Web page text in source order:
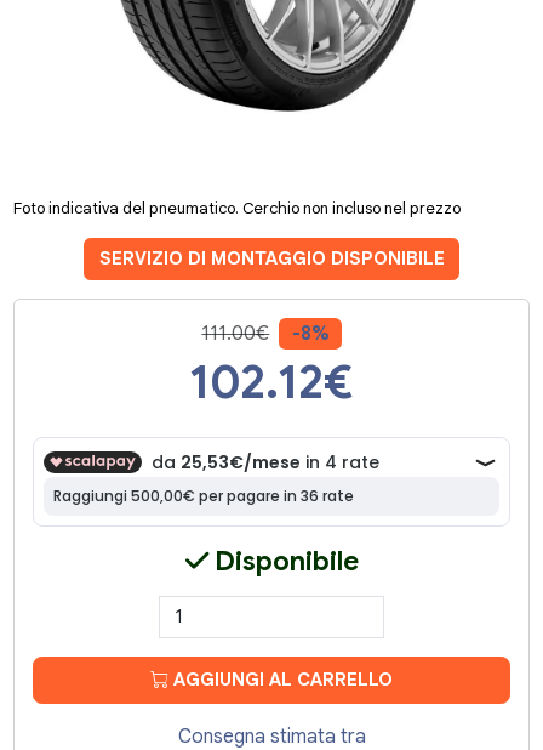
Foto indicativa del pneumatico. Cerchio non incluso nel prezzo
SERVIZIO DI MONTAGGIO DISPONIBILE
111.00€ -8%
102.12€
Disponibile
AGGIUNGI AL CARRELLO
Consegna stimata tra